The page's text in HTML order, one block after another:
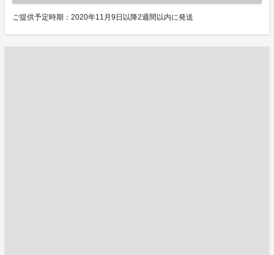
ご提供予定時期：2020年11月9日以降2週間以内に発送